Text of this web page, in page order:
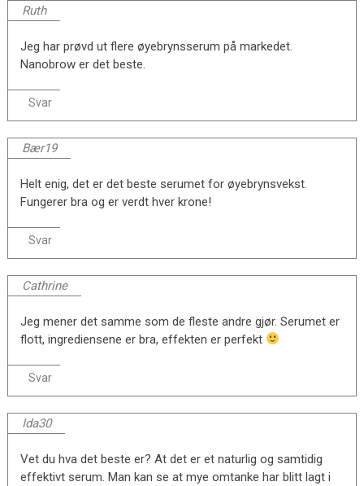
Ruth
Jeg har prøvd ut flere øyebrynsserum på markedet.
Nanobrow er det beste.
Svar
Bær19
Helt enig, det er det beste serumet for øyebrynsvekst.
Fungerer bra og er verdt hver krone!
Svar
Cathrine
Jeg mener det samme som de fleste andre gjør. Serumet er
flott, ingrediensene er bra, effekten er perfekt
Svar
Ida30
Vet du hva det beste er? At det er et naturlig og samtidig
effektivt serum. Man kan se at mye omtanke har blitt lagt i